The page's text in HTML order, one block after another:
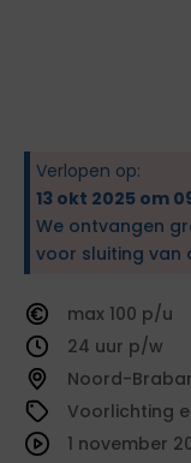
Verlopen op:
13 okt 2025 om
We ontvangen
voor sluiting van
100
24
Noord-
Voorlichting
1 november